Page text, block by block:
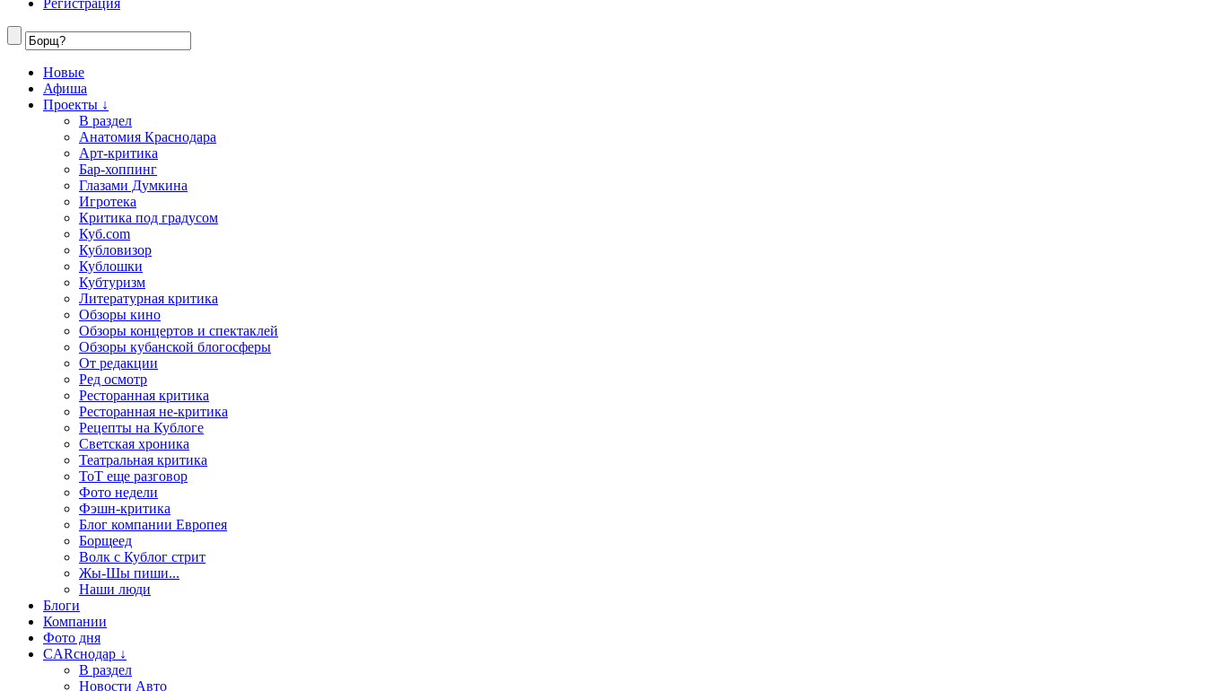
Регистрация
Новые
Афиша
Проекты ↓
В раздел
Анатомия Краснодара
Арт-критика
Бар-хоппинг
Глазами Думкина
Игротека
Критика под градусом
Куб.com
Кубловизор
Кублошки
Кубтуризм
Литературная критика
Обзоры кино
Обзоры концертов и спектаклей
Обзоры кубанской блогосферы
От редакции
Ред осмотр
Ресторанная критика
Ресторанная не-критика
Рецепты на Кублоге
Светская хроника
Театральная критика
ТоТ еще разговор
Фото недели
Фэшн-критика
Блог компании Европея
Борщеед
Волк с Кублог стрит
Жы-Шы пиши...
Наши люди
Блоги
Компании
Фото дня
CARснодар ↓
В раздел
Новости Авто